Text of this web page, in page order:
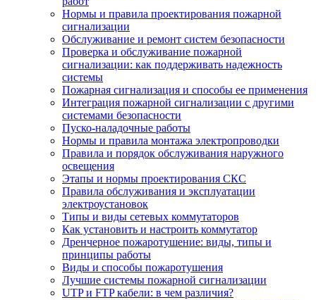
Нормы и правила проектирования пожарной
сигнализации
Обслуживание и ремонт систем безопасности
Проверка и обслуживание пожарной
сигнализации: как поддерживать надежность
системы
Пожарная сигнализация и способы ее применения
Интеграция пожарной сигнализации с другими
системами безопасности
Пуско-наладочные работы
Нормы и правила монтажа электропроводки
Правила и порядок обслуживания наружного
освещения
Этапы и нормы проектирования СКС
Правила обслуживания и эксплуатации
электроустановок
Типы и виды сетевых коммутаторов
Как установить и настроить коммутатор
Дренчерное пожаротушение: виды, типы и
принципы работы
Виды и способы пожаротушения
Лучшие системы пожарной сигнализации
UTP и FTP кабели: в чем различия?